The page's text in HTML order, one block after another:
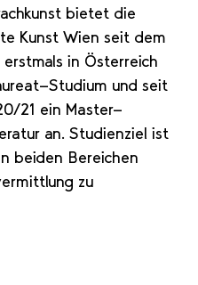
bietet die
Kunst Wien seit dem
in Österreich
Studium und seit
21 ein Master-
an. Studienziel ist
beiden Bereichen
zu